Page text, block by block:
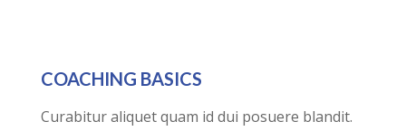
COACHING BASICS
Curabitur aliquet quam id dui posuere blandit.